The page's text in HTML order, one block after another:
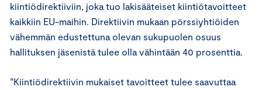
kiintiödirektiiviin, joka tuo lakisääteiset kiintiötavoitteet
kaikkiin EU-maihin. Direktiivin mukaan pörssiyhtiöiden
vähemmän edustettuna olevan sukupuolen osuus
hallituksen jäsenistä tulee olla vähintään 40 prosenttia.
”Kiintiödirektiivin mukaiset tavoitteet tulee saavuttaa